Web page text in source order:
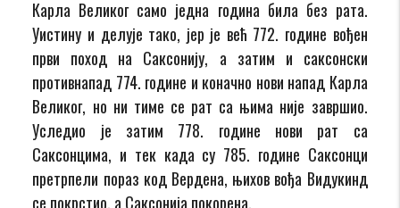
Карла Великог само једна година била без рата.
Уистину и делује тако, јер је већ 772. године вођен
први поход на Саксонију, а затим и саксонски
противнапад 774. године и коначно нови напад Карла
Великог, но ни тиме се рат са њима није завршио.
Уследио је затим 778. године нови рат са
Саксонцима, и тек када су 785. године Саксонци
претрпели пораз код Вердена, њихов вођа Видукинд
се покрстио, а Саксонија покорена.